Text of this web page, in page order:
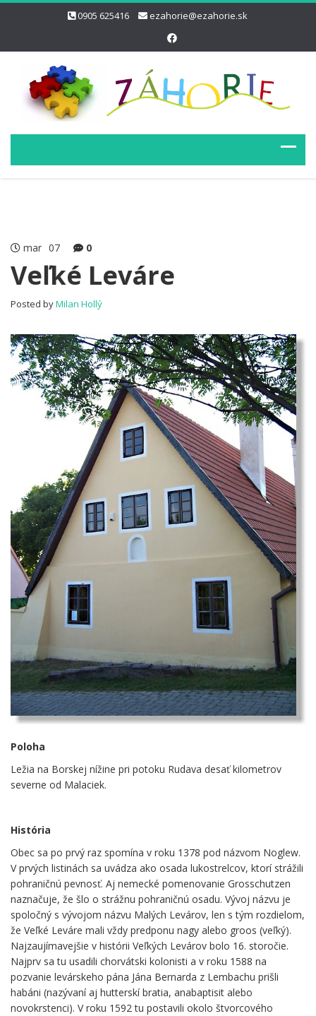
0905 625416 ezahorie@ezahorie.sk
mar 07 0
Veľké Leváre
Posted byMilan Hollý
Poloha
Ležia na Borskej nížine pri potoku Rudava desať kilometrov
severne od Malaciek.
História
Obec sa po prvý raz spomína v roku 1378 pod názvom Noglew.
V prvých listinách sa uvádza ako osada lukostrelcov, ktorí strážili
pohraničnú pevnosť. Aj nemecké pomenovanie Grosschutzen
naznačuje, že šlo o strážnu pohraničnú osadu. Vývoj názvu je
spoločný s vývojom názvu Malých Levárov, len s tým rozdielom,
že Veľké Leváre mali vždy predponu nagy alebo groos (veľký).
Najzaujímavejšie v histórii Veľkých Levárov bolo 16. storočie.
Najprv sa tu usadili chorvátski kolonisti a v roku 1588 na
pozvanie levárskeho pána Jána Bernarda z Lembachu prišli
habáni (nazývaní aj hutterskí bratia, anabaptisit alebo
novokrstenci). V roku 1592 tu postavili okolo štvorcového